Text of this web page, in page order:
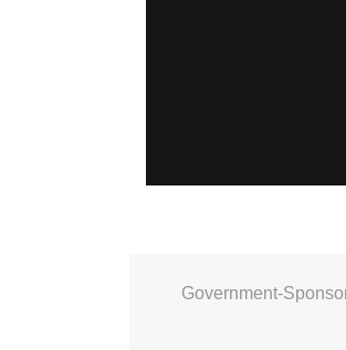
Government-